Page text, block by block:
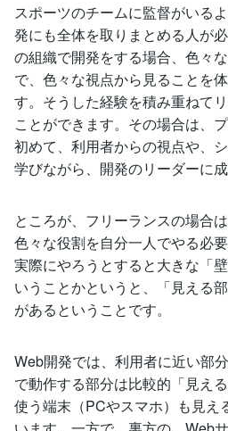
スポーツのチームに監督がいる
発にも全体を取りまとめる人が
の組織で開発をする場合、色々
で、色々な視点から見ることを
す。そうした経験を積み重ねて
ことができます。その場合は、
初めて、利用者からの視点や、
学びながら、開発のリーダーに
ところが、フリーランスの場合
色々な役割を自分一人でやる必
実際にやろうとすると大きな「
いうことかというと、「見える
があるということです。
Web開発では、利用者に近い部
で動作する部分は比較的「見え
使う端末（PCやスマホ）も見え